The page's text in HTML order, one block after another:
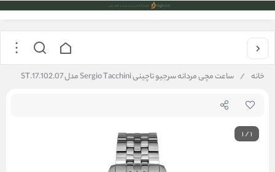
خانه / ساعت مچی مردانه سرجیو تاچینی Sergio Tacchini مدل ST.17.102.07
1/1